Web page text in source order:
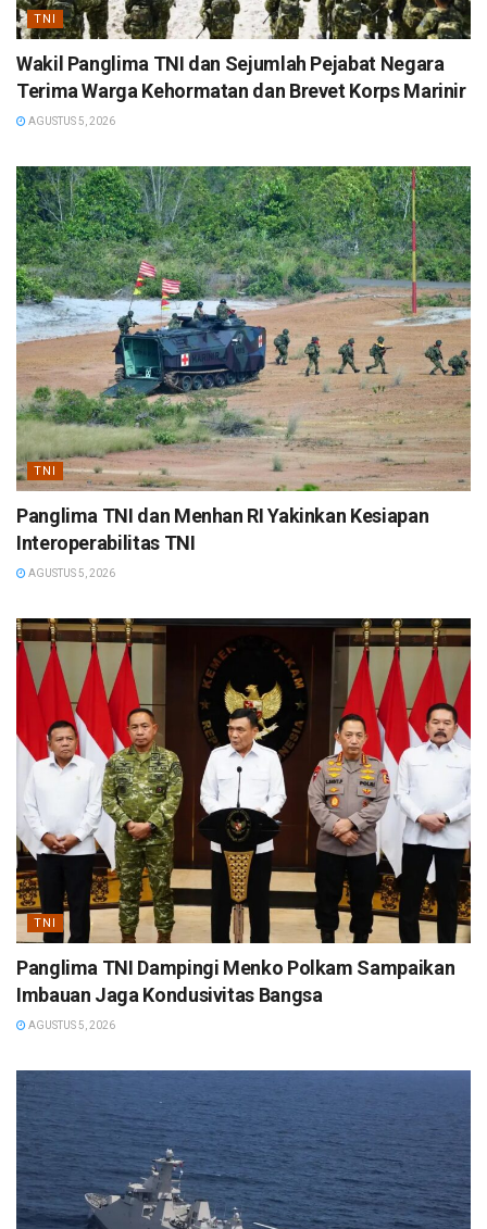
TNI
Wakil Panglima TNI dan Sejumlah Pejabat Negara
Terima Warga Kehormatan dan Brevet Korps Marinir
AGUSTUS 5, 2026
TNI
Panglima TNI dan Menhan RI Yakinkan Kesiapan
Interoperabilitas TNI
AGUSTUS 5, 2026
TNI
Panglima TNI Dampingi Menko Polkam Sampaikan
Imbauan Jaga Kondusivitas Bangsa
AGUSTUS 5, 2026